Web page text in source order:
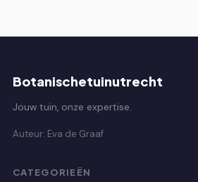
Botanischetuinutrecht
Jouw tuin, onze expertise.
Auteur: Eva de Graaf
CATEGORIEËN